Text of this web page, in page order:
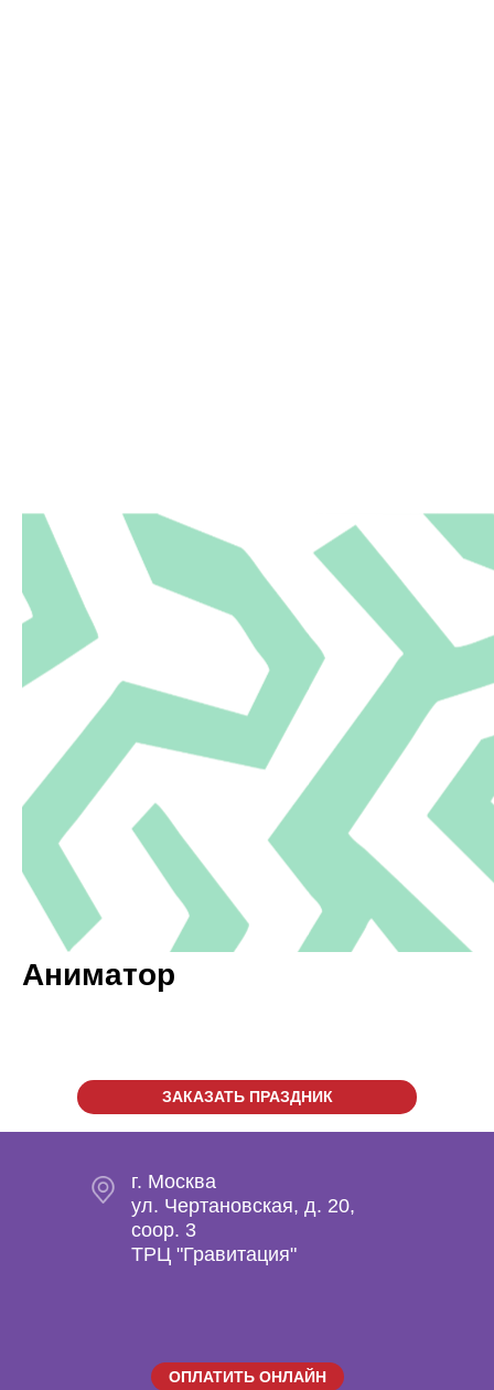
Аниматор
ЗАКАЗАТЬ ПРАЗДНИК
г. Москва
ул. Чертановская, д. 20,
coop. 3
ТРЦ "Гравитация"
ОПЛАТИТЬ ОНЛАЙН